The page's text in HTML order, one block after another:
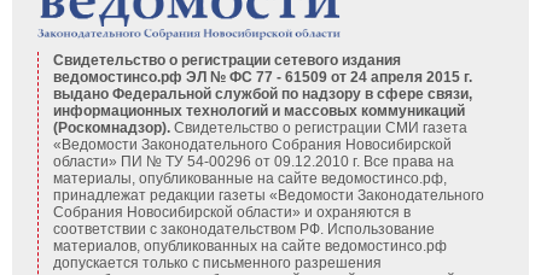
Свидетельство о регистрации сетевого издания
ведомостинсо.рф ЭЛ № ФС 77 - 61509 от 24 апреля 2015 г.
выдано Федеральной службой по надзору в сфере связи,
информационных технологий и массовых коммуникаций
(Роскомнадзор). Свидетельство о регистрации СМИ газета
«Ведомости Законодательного Собрания Новосибирской
области» ПИ № ТУ 54-00296 от 09.12.2010 г. Все права на
материалы, опубликованные на сайте ведомостинсо.рф,
принадлежат редакции газеты «Ведомости Законодательного
Собрания Новосибирской области» и охраняются в
соответствии с законодательством РФ. Использование
материалов, опубликованных на сайте ведомостинсо.рф
допускается только с письменного разрешения